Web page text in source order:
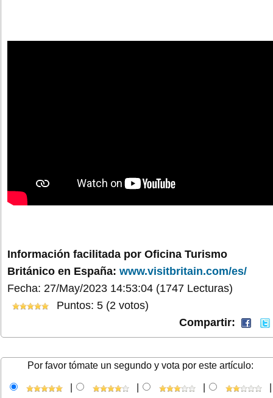
Información facilitada por Oficina Turismo
Británico en España: www.visitbritain.com/es/
Fecha: 27/May/2023 14:53:04 (1747 Lecturas)
Puntos: 5 (2 votos)
Compartir:
Por favor tómate un segundo y vota por este artículo: